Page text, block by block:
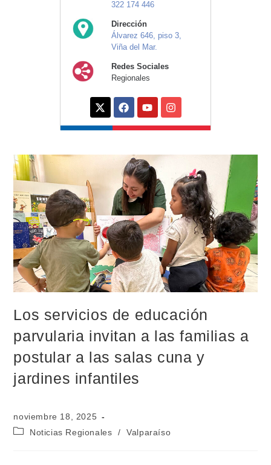
322 174 446
Dirección
Álvarez 646, piso 3,
Viña del Mar.
Redes Sociales
Regionales
Los servicios de educación
parvularia invitan a las familias a
postular a las salas cuna y
jardines infantiles
noviembre 18, 2025
Noticias Regionales
/ Valparaíso